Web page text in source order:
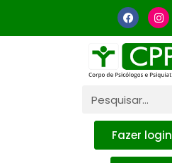
Fazer login